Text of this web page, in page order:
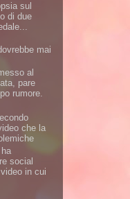
sul
di due
mai
al
pare
rumore.
che la
social
in cui